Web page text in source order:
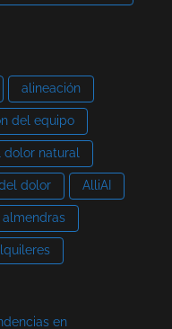
alineación
del equipo
dolor natural
dolor AlliAI
almendras
en